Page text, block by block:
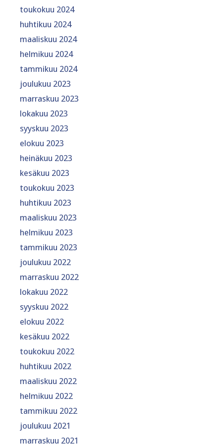
toukokuu 2024
huhtikuu 2024
maaliskuu 2024
helmikuu 2024
tammikuu 2024
joulukuu 2023
marraskuu 2023
lokakuu 2023
syyskuu 2023
elokuu 2023
heinäkuu 2023
kesäkuu 2023
toukokuu 2023
huhtikuu 2023
maaliskuu 2023
helmikuu 2023
tammikuu 2023
joulukuu 2022
marraskuu 2022
lokakuu 2022
syyskuu 2022
elokuu 2022
kesäkuu 2022
toukokuu 2022
huhtikuu 2022
maaliskuu 2022
helmikuu 2022
tammikuu 2022
joulukuu 2021
marraskuu 2021